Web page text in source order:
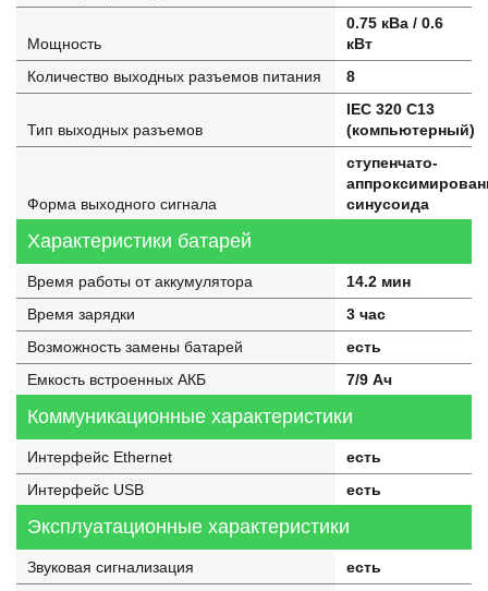
Мощность
0.75 кВа / 0.6
кВт
Количество выходных разъемов питания
8
Тип выходных разъемов
IEC 320 C13
(компьютерный)
Форма выходного сигнала
ступенчато-
синусоида
Характеристики батарей
Время работы от аккумулятора
14.2 мин
Время зарядки
3 час
Возможность замены батарей
есть
Емкость встроенных АКБ
7/9 Ач
Коммуникационные характеристики
Интерфейс Ethernet
есть
Интерфейс USB
есть
Эксплуатационные характеристики
Звуковая сигнализация есть